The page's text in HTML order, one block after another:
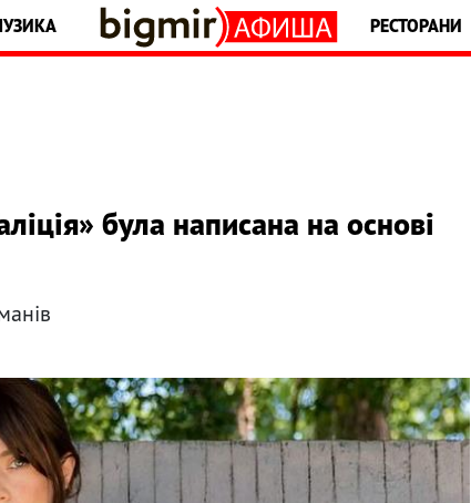
РЕСТОРАНИ
була написана на основі